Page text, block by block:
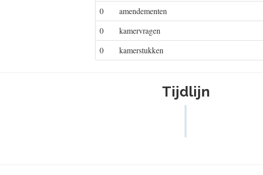
0
amendementen
0
kamervragen
0
kamerstukken
Tijdlijn